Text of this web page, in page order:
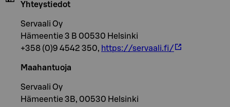
Yhteystiedot
Servaali Oy
Hämeentie 3 B 00530 Helsinki
+358 (0)9 4542 350, https://servaali.fi/
Maahantuoja
Servaali Oy
Hämeentie 3B, 00530 Helsinki